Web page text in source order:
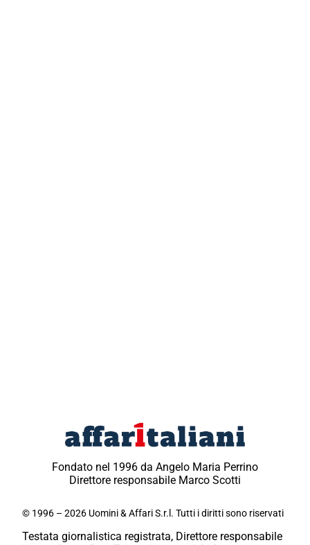
Fondato nel 1996 da Angelo Maria Perrino
Direttore responsabile Marco Scotti
© 1996 – 2026 Uomini & Affari S.r.l. Tutti i diritti sono riservati
Testata giornalistica registrata, Direttore responsabile